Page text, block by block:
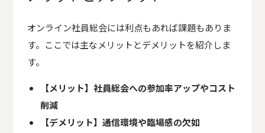
オンライン社員総会には利点もあれば課題もありま
す。ここでは主なメリットとデメリットを紹介しま
す。
【メリット】社員総会への参加率アップやコスト
削減
【デメリット】通信環境や臨場感の欠如